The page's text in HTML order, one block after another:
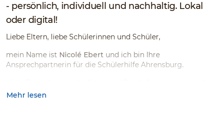
- persönlich, individuell und nachhaltig. Lokal
oder digital!
Liebe Eltern, liebe Schülerinnen und Schüler,
mein Name ist Nicolé Ebert und ich bin Ihre
Ansprechpartnerin für die Schülerhilfe Ahrensburg.
Schule steigen, die Noten entwickeln sich nicht wie
Mehr lesen